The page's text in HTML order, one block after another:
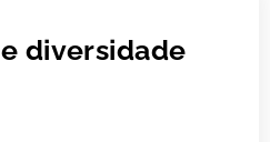
e diversidade